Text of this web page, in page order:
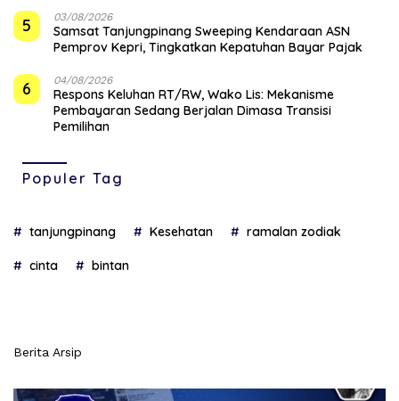
5 03/08/2026
Samsat Tanjungpinang Sweeping Kendaraan ASN
Pemprov Kepri, Tingkatkan Kepatuhan Bayar Pajak
6 04/08/2026
‎Respons Keluhan RT/RW, Wako Lis: Mekanisme
Pembayaran Sedang Berjalan Dimasa Transisi
Pemilihan
Populer Tag
tanjungpinang Kesehatan ramalan zodiak
cinta bintan
Berita Arsip